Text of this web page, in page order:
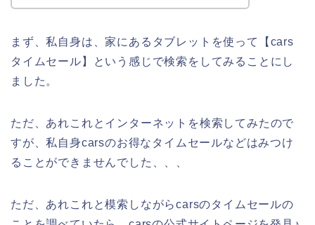
まず、私自身は、家にあるタブレットを使って【cars
タイムセール】という感じで検索をしてみることにし
ました。
ただ、あれこれとインターネットを検索してみたので
すが、私自身carsのお得なタイムセールなどはみつけ
ることができませんでした、、、
ただ、あれこれと模索しながらcarsのタイムセールの